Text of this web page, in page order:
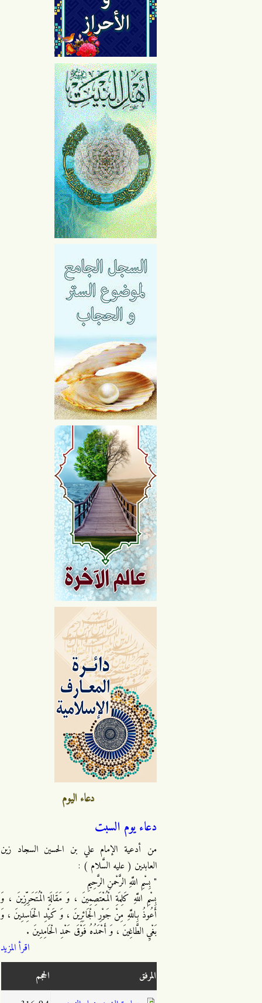
دعاء اليوم
دعاء يوم السبت
من أدعية الإمام علي بن الحسين السجاد زين
العابدين ( عليه السَّلام ) :
" بِسْمِ اللَّهِ الرَّحْمنِ الرَّحِيمِ
بِسْمِ اللَّهِ كَلِمَةِ الْمُعْتَصِمِينَ ، وَ مَقَالَةِ الْمُتَحَرِّزِينَ ، وَ
أَعُوذُ بِاللَّهِ مِنْ جَوْرِ الْجَائِرِينَ ، وَ كَيْدِ الْحَاسِدِينَ ، وَ
بَغْيِ الطَّاغِينَ ، وَ أَحْمَدُهُ فَوْقَ حَمْدِ الْحَامِدِينَ .
اقرأ المزيد
المرفق
الحجم